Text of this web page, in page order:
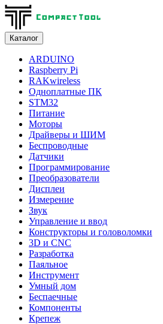
Каталог
ARDUINO
Raspberry Pi
RAKwireless
Одноплатные ПК
STM32
Питание
Моторы
Драйверы и ШИМ
Беспроводные
Датчики
Программирование
Преобразователи
Дисплеи
Измерение
Звук
Управление и ввод
Конструкторы и головоломки
3D и CNC
Разработка
Паяльное
Инструмент
Умный дом
Беспаечные
Компоненты
Крепеж